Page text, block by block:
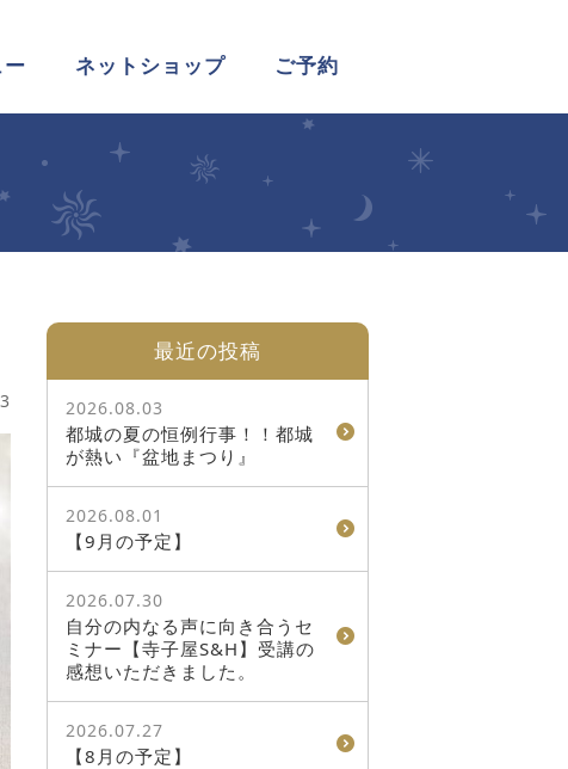
ネットショップ ご予約
最近の投稿
2026.08.03
都城の夏の恒例行事！！都城
が熱い『盆地まつり』
2026.08.01
【9月の予定】
2026.07.30
自分の内なる声に向き合うセ
ミナー【寺子屋S&H】受講の
感想いただきました。
2026.07.27
【8月の予定】